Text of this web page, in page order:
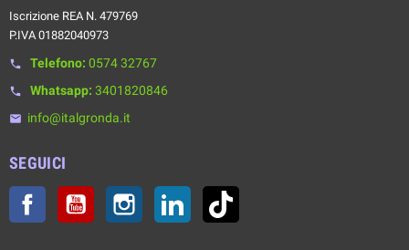
Iscrizione REA N. 479769
P.IVA 01882040973
phone Telefono: 0574 32767
phone Whatsapp: 3401820846
email info@italgronda.it
SEGUICI
Facebook YouTube Instagram LinkedIn